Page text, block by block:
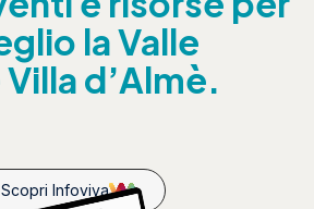
la Valle
d’Almè.
Scopri Infoviva